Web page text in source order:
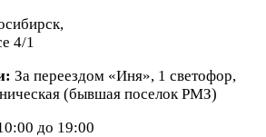
4/1
За переездом «Иня», 1 светофор,
(бывшая поселок РМЗ)
до 19:00